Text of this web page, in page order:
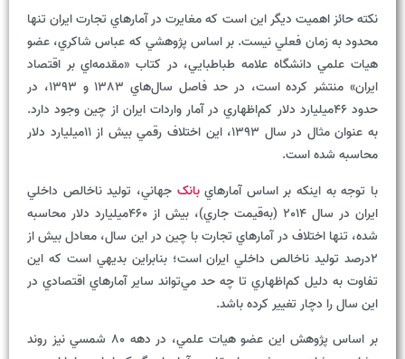
نکته حائز اهميت ديگر اين است که مغايرت در آمارهاي تجارت ايران تنها
محدود به زمان فعلي نيست. بر اساس پژوهشي که عباس شاکري، عضو
هيات علمي دانشگاه علامه طباطبايي، در کتاب «مقدمه‌اي بر اقتصاد
ايران» منتشر کرده است، در حد فاصل سال‌هاي 1383 و 1393، در
حدود 46ميليارد دلار کم‌اظهاري در آمار واردات ايران از چين وجود دارد.
به عنوان مثال در سال 1393، اين اختلاف رقمي بيش از 11ميليارد دلار
محاسبه شده است.
با توجه به اينکه بر اساس آمارهايبانکجهاني، توليد ناخالص داخلي
ايران در سال 2014 (به‌قيمت جاري)، بيش از 460ميليارد دلار محاسبه
شده، تنها اختلاف در آمارهاي تجارت با چين در اين سال، معادل بيش از
2درصد توليد ناخالص داخلي ايران است؛ بنابراين بديهي است که اين
تفاوت به دليل کم‌اظهاري تا چه حد مي‌تواند ساير آمارهاي اقتصادي در
اين سال را دچار تغيير کرده باشد.
بر اساس پژوهش اين عضو هيات علمي، در دهه 80 شمسي نيز روند